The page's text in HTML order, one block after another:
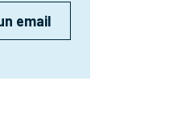
email